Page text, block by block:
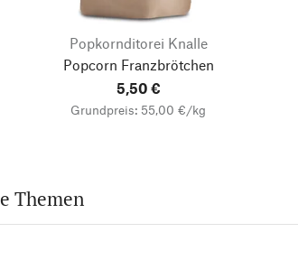
Popkornditorei Knalle
Popcorn Franzbrötchen
5,50 €
Grundpreis: 55,00 €/kg
Themen